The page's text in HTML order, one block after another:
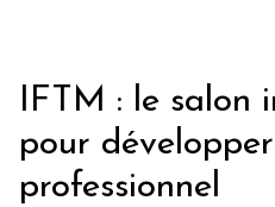
IFTM : le salon
pour
professionnel